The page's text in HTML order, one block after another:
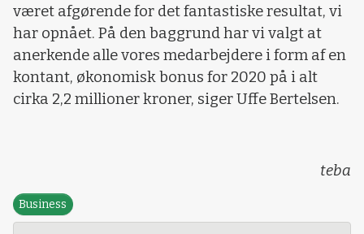
været afgørende for det fantastiske resultat, vi
har opnået. På den baggrund har vi valgt at
anerkende alle vores medarbejdere i form af en
kontant, økonomisk bonus for 2020 på i alt
cirka 2,2 millioner kroner, siger Uffe Bertelsen.
teba
Business